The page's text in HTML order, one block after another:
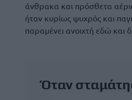
άνθρακα και πρόσθετα
ήταν κυρίως ψυχρός και
παραμένει ανοιχτή εδώ και
Όταν